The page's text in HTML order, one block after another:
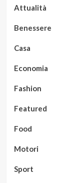
Attualità
Benessere
Casa
Economia
Fashion
Featured
Food
Motori
Sport